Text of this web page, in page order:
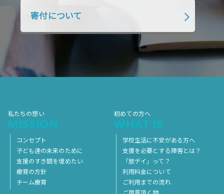
2018年1月 2017年12月
2017年10月 2017年9月 2017年8月
2017年5月
2017年4月
寄付について
私たちの想い
MISSION
コンセプト
子ども達の未来のために
支援のすき間を埋めたい
療育の方針
チーム療育
初めての方へ
WHAT IS
学校生活に不安がある方へ
支援を必要とする障害とは？
「放デイ」って？
利用料金について
ご利用までの流れ